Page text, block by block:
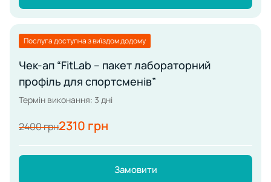
Послуга доступна з виїздом додому
Чек-ап “FitLab – пакет лабораторний
профіль для спортсменів”
Термін виконання: 3 дні
2400 грн2310 грн
Замовити